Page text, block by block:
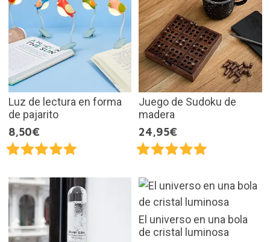
Luz de lectura en forma
de pajarito
8,50€
Juego de Sudoku de
madera
24,95€
El universo en una bola
de cristal luminosa